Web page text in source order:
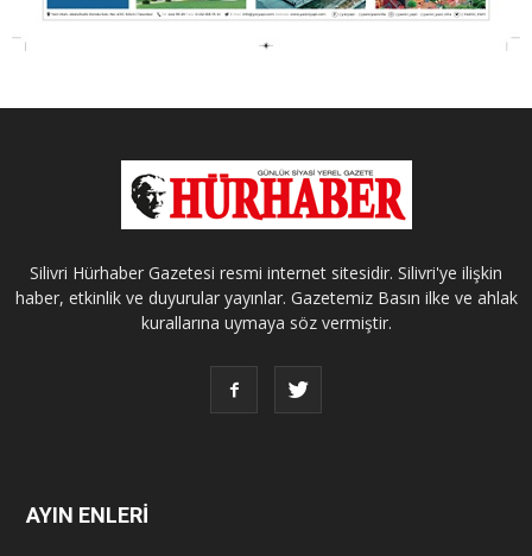
Silivri Hürhaber Gazetesi resmi internet sitesidir. Silivri'ye ilişkin
haber, etkinlik ve duyurular yayınlar. Gazetemiz Basın ilke ve ahlak
kurallarına uymaya söz vermiştir.
AYIN ENLERİ